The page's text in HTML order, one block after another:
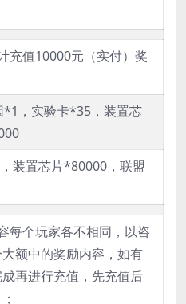
充值10000元（实付）奖
*1，实验卡*35，装置芯
装置芯片*80000，联盟
每个玩家各不相同，以咨
额中的奖励内容，如有
再进行充值，先充值后